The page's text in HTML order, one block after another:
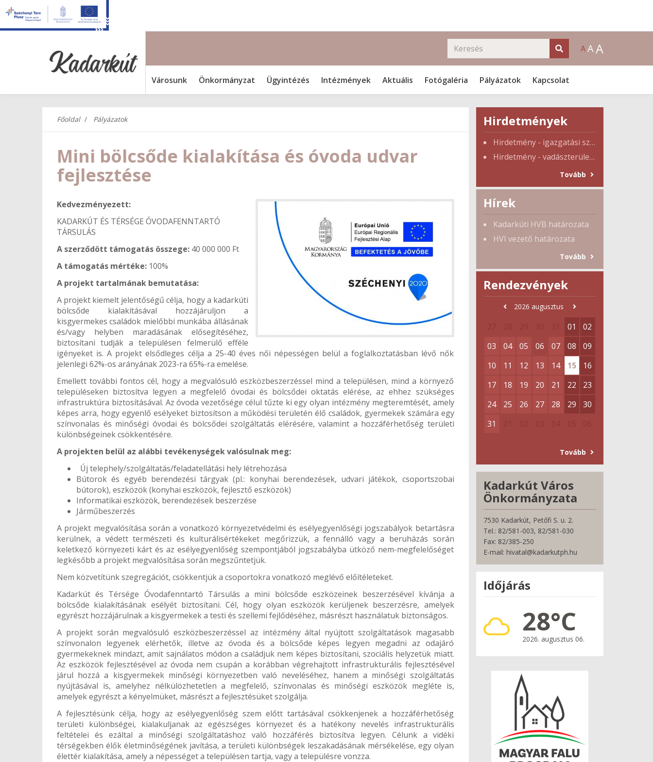
AAA
Városunk Önkormányzat Ügyintézés Intézmények Aktuális Fotógaléria Pályázatok Kapcsolat
Főoldal Pályázatok
Mini bölcsőde kialakítása és óvoda udvar
fejlesztése
Kedvezményezett:
KADARKÚT ÉS TÉRSÉGE ÓVODAFENNTARTÓ
TÁRSULÁS
A szerződött támogatás összege: 40 000 000 Ft
A támogatás mértéke: 100%
A projekt tartalmának bemutatása:
A projekt kiemelt jelentőségű célja, hogy a kadarkúti
bölcsőde kialakításával hozzájáruljon a
kisgyermekes családok mielőbbi munkába állásának
és/vagy helyben maradásának elősegítéséhez,
biztosítani tudják a településen felmerülő efféle
igényeket is. A projekt elsődleges célja a 25-40 éves női népességen belül a foglalkoztatásban lévő nők
jelenlegi 62%-os arányának 2023-ra 65%-ra emelése.
Emellett további fontos cél, hogy a megvalósuló eszközbeszerzéssel mind a településen, mind a környező
településeken biztosítva legyen a megfelelő óvodai és bölcsődei oktatás elérése, az ehhez szükséges
infrastruktúra biztosításával. Az óvoda vezetősége célul tűzte ki egy olyan intézmény megteremtését, amely
képes arra, hogy egyenlő esélyeket biztosítson a működési területén élő családok, gyermekek számára egy
színvonalas és minőségi óvodai és bölcsődei szolgáltatás elérésére, valamint a hozzáférhetőség területi
különbségeinek csökkentésére.
A projekten belül az alábbi tevékenységek valósulnak meg:
Új telephely/szolgáltatás/feladatellátási hely létrehozása
Bútorok és egyéb berendezési tárgyak (pl.: konyhai berendezések, udvari játékok, csoportszobai
bútorok), eszközök (konyhai eszközök, fejlesztő eszközök)
Informatikai eszközök, berendezések beszerzése
Járműbeszerzés
A projekt megvalósítása során a vonatkozó környezetvédelmi és esélyegyenlőségi jogszabályok betartásra
kerülnek, a védett természeti és kulturálisértékeket megőrizzük, a fennálló vagy a beruházás során
keletkező környezeti kárt és az esélyegyenlőség szempontjából jogszabályba ütköző nem-megfelelőséget
legkésőbb a projekt megvalósítása során megszűntetjük.
Nem közvetítünk szegregációt, csökkentjük a csoportokra vonatkozó meglévő előítéleteket.
Kadarkút és Térsége Óvodafenntartó Társulás a mini bölcsőde eszközeinek beszerzésével kívánja a
bölcsőde kialakításának esélyét biztosítani. Cél, hogy olyan eszközök kerüljenek beszerzésre, amelyek
egyrészt hozzájárulnak a kisgyermekek a testi és szellemi fejlődéséhez, másrészt használatuk biztonságos.
A projekt során megvalósuló eszközbeszerzéssel az intézmény által nyújtott szolgáltatások magasabb
színvonalon legyenek elérhetők, illetve az óvoda és a bölcsőde képes legyen megadni az odajáró
gyermekeknek mindazt, amit sajnálatos módon a családjuk nem képes biztosítani, szociális helyzetük miatt.
Az eszközök fejlesztésével az óvoda nem csupán a korábban végrehajtott infrastrukturális fejlesztésével
járul hozzá a kisgyermekek minőségi környezetben való neveléséhez, hanem a minőségi szolgáltatás
nyújtásával is, amelyhez nélkülözhetetlen a megfelelő, színvonalas és minőségi eszközök megléte is,
amelyek egyrészt a kényelmüket, másrészt a fejlesztésüket szolgálja.
A fejlesztésünk célja, hogy az esélyegyenlőség szem előtt tartásával csökkenjenek a hozzáférhetőség
területi különbségei, kialakuljanak az egészséges környezet és a hatékony nevelés infrastrukturális
feltételei és ezáltal a minőségi szolgáltatáshoz való hozzáférés biztosítva legyen. Célunk a vidéki
térségekben élők életminőségének javítása, a területi különbségek leszakadásának mérsékelése, egy olyan
élettér kialakítása, amely a népességet a településen tartja, vagy a településre vonzza.
Hirdetmények
Hirdetmény - igazgatási szünet
Hirdetmény - vadászterület tulajdonosi gyűlés
Tovább
Hírek
Kadarkúti HVB határozata
HVI vezető határozata
Tovább
Rendezvények
2026 augusztus
01
02
03
04 05 06 07 08
09
10
11 12 13 14 15
16
17
18 19 20 21 22
23
24
25 26 27 28 29
30
31
Tovább
Kadarkút Város
Önkormányzata
7530 Kadarkút, Petőfi S. u. 2.
Tel.: 82/581-003, 82/581-030
Fax: 82/385-250
E-mail: hivatal@kadarkutph.hu
Időjárás
28°C
2026. augusztus 06.